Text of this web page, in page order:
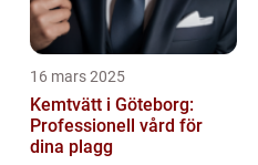
16 mars 2025
Kemtvätt i Göteborg:
Professionell vård för
dina plagg